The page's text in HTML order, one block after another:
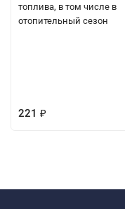
топлива, в том числе в
отопительный сезон
221 ₽